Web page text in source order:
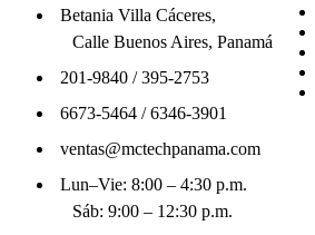
Betania Villa Cáceres,
Calle Buenos Aires, Panamá
201-9840/395-2753
6673-5464/6346-3901
ventas@mctechpanama.com
Lun–Vie: 8:00 – 4:30 p.m.
Sáb: 9:00 – 12:30 p.m.